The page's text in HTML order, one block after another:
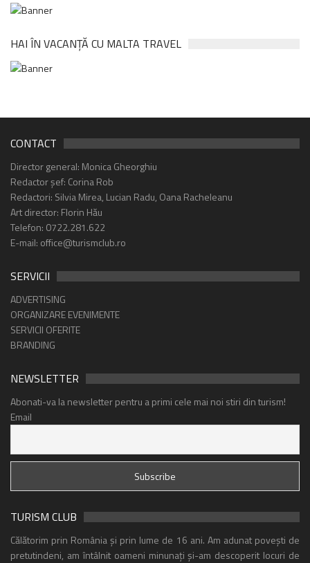
HAI ÎN VACANȚĂ CU MALTA TRAVEL
CONTACT
Director general: Monica Gheorghiu
Redactor șef: Corina Rob
Redactori: Silvia Mirea, Lucian Radu, Oana Racheleanu
Art director: Florin Hău
Telefon: 0722.281.622
E-mail: office@turismclub.ro
SERVICII
ADVERTISING
ORGANIZARE EVENIMENTE
SERVICII OFERITE
BRANDING
NEWSLETTER
Abonati-va la newsletter pentru a primi cele mai noi stiri din turism!
Email
TURISM CLUB
Călătorim prin România și prin lume de 16 ani. Am adunat povești de
pretutindeni, am întâlnit oameni minunați și-am descoperit locuri de